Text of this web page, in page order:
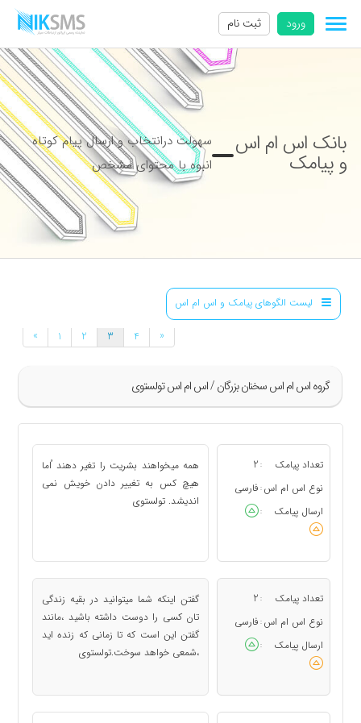
ورود ثبت نام
بانک اس ام اس
و پیامک
سهولت درانتخاب و ارسال پیام کوتاه
انبوه با محتوای مشخص
لیست الگوهای پیامک و اس ام اس
گروه اس ام اس سخنان بزرگان / اس ام اس تولستوی
» 1 2 3 4 «
تعداد پیامک :
2
نوع اس ام اس : فارسی
ارسال پیامک
:
همه میخواهند بشریت را تغیر دهند ُاما
هیچ کس به تغییر دادن خویش نمی
اندیشد. تولستوی
تعداد پیامک :
2
نوع اس ام اس : فارسی
ارسال پیامک
:
گفتن اینکه شما میتوانید در بقیه زندگی
تان کسی را دوست داشته باشید ،مانند
گفتن این است که تا زمانی که زنده اید
،شمعی خواهد سوخت.تولستوی